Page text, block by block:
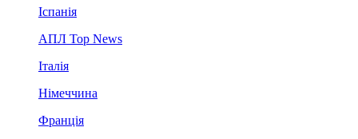
Іспанія
АПЛ Top News
Італія
Німеччина
Франція